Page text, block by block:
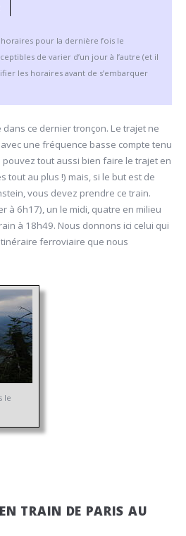
pour la dernière fois le
de varier d’un jour à l’autre (et il
les horaires avant de s’embarquer
ce dernier tronçon. Le trajet ne
une fréquence basse compte tenu
pouvez tout aussi bien faire le trajet en
tout au plus !) mais, si le but est de
vous devez prendre ce train.
à 6h17), un le midi, quatre en milieu
à 18h49. Nous donnons ici celui qui
ferroviaire que nous
le
TRAIN DE PARIS AU